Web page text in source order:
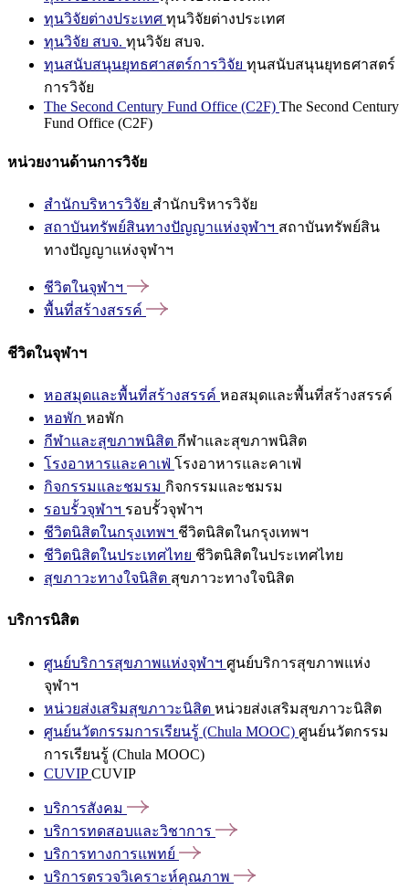
ทุนวิจัยต่างประเทศ ทุนวิจัยต่างประเทศ
ทุนวิจัย สบจ. ทุนวิจัย สบจ.
ทุนสนับสนุนยุทธศาสตร์การวิจัย ทุนสนับสนุนยุทธศาสตร์
การวิจัย
The Second Century Fund Office (C2F) The Second Century
Fund Office (C2F)
หน่วยงานด้านการวิจัย
สำนักบริหารวิจัย สำนักบริหารวิจัย
สถาบันทรัพย์สินทางปัญญาแห่งจุฬาฯ สถาบันทรัพย์สิน
ทางปัญญาแห่งจุฬาฯ
ชีวิตในจุฬาฯ
พื้นที่สร้างสรรค์
ชีวิตในจุฬาฯ
หอสมุดและพื้นที่สร้างสรรค์ หอสมุดและพื้นที่สร้างสรรค์
หอพัก หอพัก
กีฬาและสุขภาพนิสิต กีฬาและสุขภาพนิสิต
โรงอาหารและคาเฟ่ โรงอาหารและคาเฟ่
กิจกรรมและชมรม กิจกรรมและชมรม
รอบรั้วจุฬาฯ รอบรั้วจุฬาฯ
ชีวิตนิสิตในกรุงเทพฯ ชีวิตนิสิตในกรุงเทพฯ
ชีวิตนิสิตในประเทศไทย ชีวิตนิสิตในประเทศไทย
สุขภาวะทางใจนิสิต สุขภาวะทางใจนิสิต
บริการนิสิต
ศูนย์บริการสุขภาพแห่งจุฬาฯ ศูนย์บริการสุขภาพแห่ง
จุฬาฯ
หน่วยส่งเสริมสุขภาวะนิสิต หน่วยส่งเสริมสุขภาวะนิสิต
ศูนย์นวัตกรรมการเรียนรู้ (Chula MOOC) ศูนย์นวัตกรรม
การเรียนรู้ (Chula MOOC)
CUVIPCUVIP
บริการสังคม
บริการทดสอบและวิชาการ
บริการทางการแพทย์
บริการตรวจวิเคราะห์คุณภาพ